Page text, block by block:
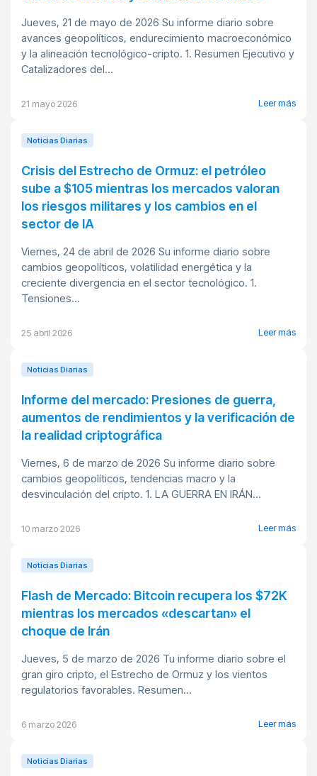
Jueves, 21 de mayo de 2026 Su informe diario sobre
avances geopolíticos, endurecimiento macroeconómico
y la alineación tecnológico-cripto. 1. Resumen Ejecutivo y
Catalizadores del...
21 mayo 2026 Leer más
Noticias Diarias
Crisis del Estrecho de Ormuz: el petróleo
sube a $105 mientras los mercados valoran
los riesgos militares y los cambios en el
sector de IA
Viernes, 24 de abril de 2026 Su informe diario sobre
cambios geopolíticos, volatilidad energética y la
creciente divergencia en el sector tecnológico. 1.
Tensiones...
25 abril 2026 Leer más
Noticias Diarias
Informe del mercado: Presiones de guerra,
aumentos de rendimientos y la verificación de
la realidad criptográfica
Viernes, 6 de marzo de 2026 Su informe diario sobre
cambios geopolíticos, tendencias macro y la
desvinculación del cripto. 1. LA GUERRA EN IRÁN...
10 marzo 2026 Leer más
Noticias Diarias
Flash de Mercado: Bitcoin recupera los $72K
mientras los mercados «descartan» el
choque de Irán
Jueves, 5 de marzo de 2026 Tu informe diario sobre el
gran giro cripto, el Estrecho de Ormuz y los vientos
regulatorios favorables. Resumen...
6 marzo 2026 Leer más
Noticias Diarias